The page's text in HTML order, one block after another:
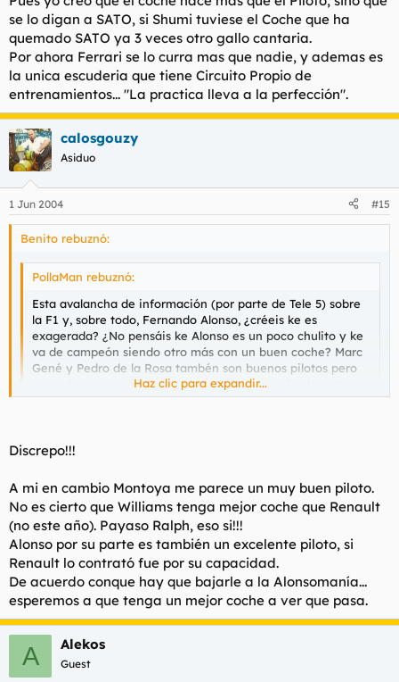
se lo digan a SATO, si Shumi tuviese el Coche que ha
quemado SATO ya 3 veces otro gallo cantaria.
Por ahora Ferrari se lo curra mas que nadie, y ademas es
la unica escuderia que tiene Circuito Propio de
entrenamientos... "La practica lleva a la perfección".
calosgouzy
Asiduo
1 Jun 2004 #15
Benito rebuznó:
PollaMan rebuznó:
Esta avalancha de información (por parte de Tele 5) sobre
la F1 y, sobre todo, Fernando Alonso, ¿créeis ke es
exagerada? ¿No pensáis ke Alonso es un poco chulito y ke
va de campeón siendo otro más con un buen coche? Marc
Gené y Pedro de la Rosa tambén son buenos pilotos pero
no pudieron competir con unas mákinas medio decentes,
¿habría sido distinto con otros coches?
carrera, y ke si Renault lo ha fichado será porke tiene un
pasando con tanta Alonsomanía?
No creo que sea un chaval chulo. Mas chulo es montoya, mejor
coche, y es un payaso.
Haz clic para expandir...
Discrepo!!!
A mi en cambio Montoya me parece un muy buen piloto.
No es cierto que Williams tenga mejor coche que Renault
(no este año). Payaso Ralph, eso si!!!
Alonso por su parte es también un excelente piloto, si
Renault lo contrató fue por su capacidad.
De acuerdo conque hay que bajarle a la Alonsomanía...
esperemos a que tenga un mejor coche a ver que pasa.
A Alekos
Guest